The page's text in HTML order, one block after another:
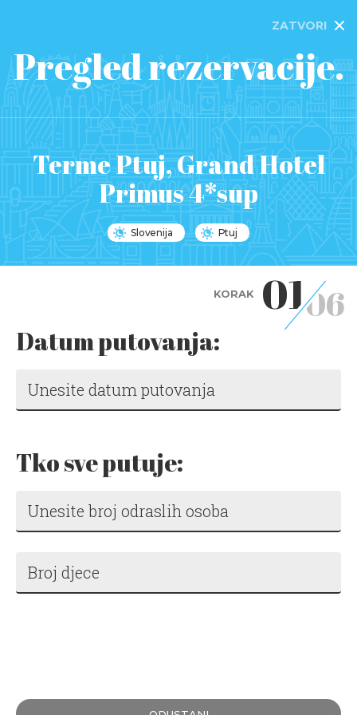
ZATVORI
Pregled rezervacije.
Terme Ptuj, Grand Hotel
Primus 4*sup
Slovenija Ptuj
KORAK 0106
Datum putovanja:
Tko sve putuje: